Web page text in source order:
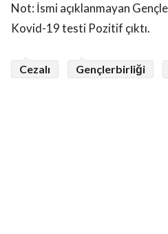
Not: İsmi açıklanmayan
Kovid-19 testi Pozitif çıktı.
Cezalı Gençlerbirliği